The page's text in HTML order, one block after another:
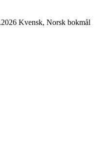
Kvensk, Norsk bokmål